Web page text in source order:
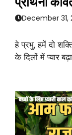
December 31,
हे प्रभु, हमें दो
के दिलों में प्यार